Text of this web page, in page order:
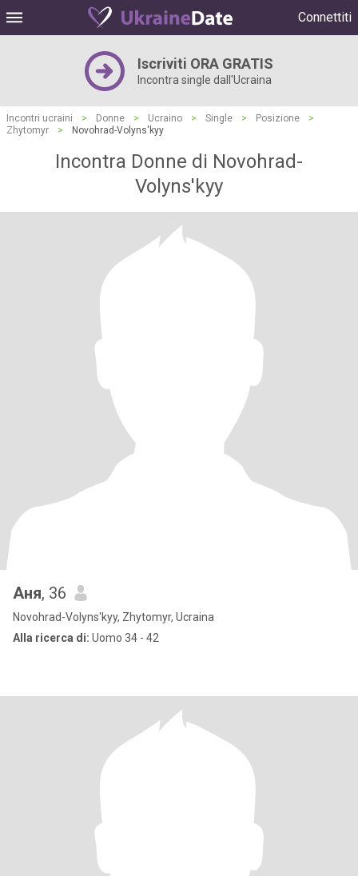
Connettiti
Iscriviti ORA GRATIS
Incontra single dall'Ucraina
Incontri ucraini > Donne > Ucraino > Single > Posizione
>
Zhytomyr
> Novohrad-Volyns'kyy
Incontra Donne di Novohrad-
Volyns'kyy
Аня, 36
Novohrad-Volyns'kyy, Zhytomyr, Ucraina
Alla ricerca di: Uomo 34 - 42